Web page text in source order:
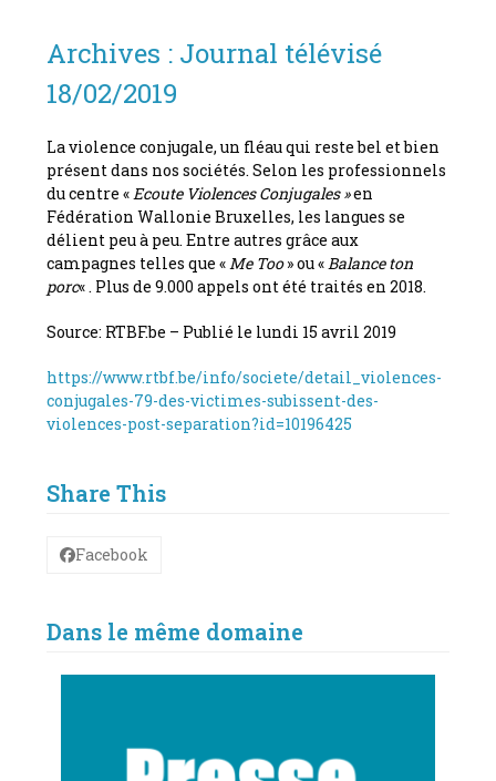
Archives : Journal télévisé
18/02/2019
La violence conjugale, un fléau qui reste bel et bien
présent dans nos sociétés. Selon les professionnels
du centre «Ecoute ViolencesConjugales »en
Fédération Wallonie Bruxelles, les langues se
délient peu à peu. Entre autres grâce aux
campagnes telles que «Me Too» ou «Balance ton
porc« . Plus de 9.000 appels ont été traités en 2018.
Source: RTBF.be – Publié le lundi 15 avril 2019
https://www.rtbf.be/info/societe/detail_violences-
conjugales-79-des-victimes-subissent-des-
violences-post-separation?id=10196425
Share This
Facebook
Dans le même domaine